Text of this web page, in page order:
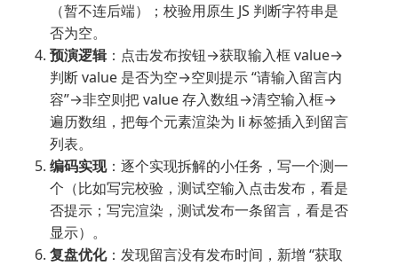
（暂不连后端）；校验用原生 JS 判断字符串是
否为空。
预演逻辑：点击发布按钮→获取输入框 value→
判断 value 是否为空→空则提示 “请输入留言内
容”→非空则把 value 存入数组→清空输入框→
遍历数组，把每个元素渲染为 li 标签插入到留言
列表。
编码实现：逐个实现拆解的小任务，写一个测一
个（比如写完校验，测试空输入点击发布，看是
否提示；写完渲染，测试发布一条留言，看是否
显示）。
复盘优化：发现留言没有发布时间，新增 “获取